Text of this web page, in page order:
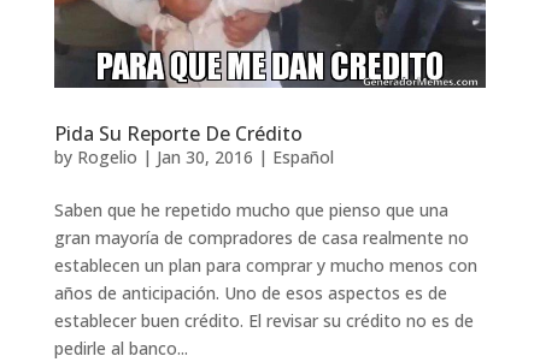
Pida Su Reporte De Crédito
by Rogelio | Jan 30, 2016 | Español
Saben que he repetido mucho que pienso que una
gran mayoría de compradores de casa realmente no
establecen un plan para comprar y mucho menos con
años de anticipación. Uno de esos aspectos es de
establecer buen crédito. El revisar su crédito no es de
pedirle al banco...